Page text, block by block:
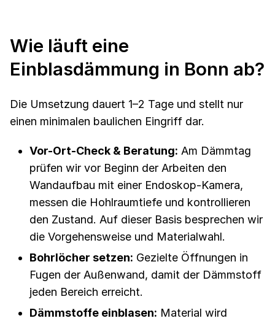
Wie läuft eine
Einblasdämmung in Bonn ab?
Die Umsetzung dauert 1–2 Tage und stellt nur
einen minimalen baulichen Eingriff dar.
Vor-Ort-Check & Beratung: Am Dämmtag
prüfen wir vor Beginn der Arbeiten den
Wandaufbau mit einer Endoskop-Kamera,
messen die Hohlraumtiefe und kontrollieren
den Zustand. Auf dieser Basis besprechen wir
die Vorgehensweise und Materialwahl.
Bohrlöcher setzen: Gezielte Öffnungen in
Fugen der Außenwand, damit der Dämmstoff
jeden Bereich erreicht.
Dämmstoffe einblasen: Material wird